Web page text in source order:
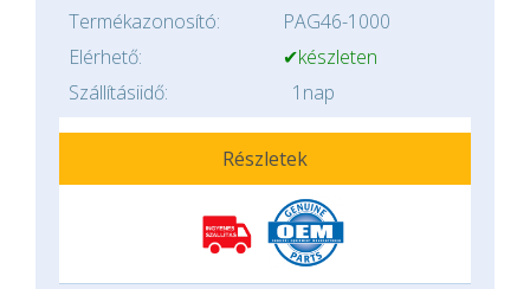
Termékazonosító:
PAG46-1000
Elérhető:
✔készleten
Szállításiidő:
1nap
Részletek